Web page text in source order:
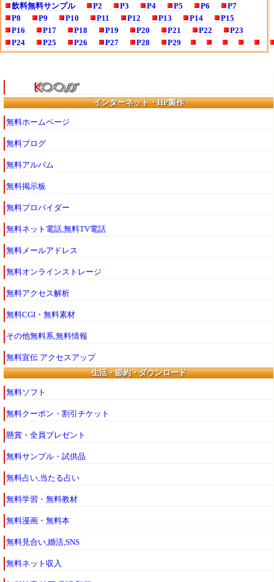
飲料無料サンプル P2 P3 P4 P5 P6
P7
P8
P9 P10 P11 P12 P13 P14
P15
P16
P17 P18 P19 P20 P21 P22
P23
P24
P25 P26 P27 P28 P29
インターネット・HP製作
無料ホームページ
無料ブログ
無料アルバム
無料掲示板
無料プロバイダー
無料ネット電話,無料TV電話
無料メールアドレス
無料オンラインストレージ
無料アクセス解析
無料CGI・無料素材
その他無料系,無料情報
無料宣伝 アクセスアップ
生活・節約・ダウンロード
無料ソフト
無料クーポン・割引チケット
懸賞・全員プレゼント
無料サンプル・試供品
無料占い,当たる占い
無料学習・無料教材
無料漫画・無料本
無料見合い,婚活,SNS
無料ネット収入